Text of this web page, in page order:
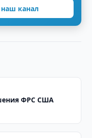
канал
ФРС США